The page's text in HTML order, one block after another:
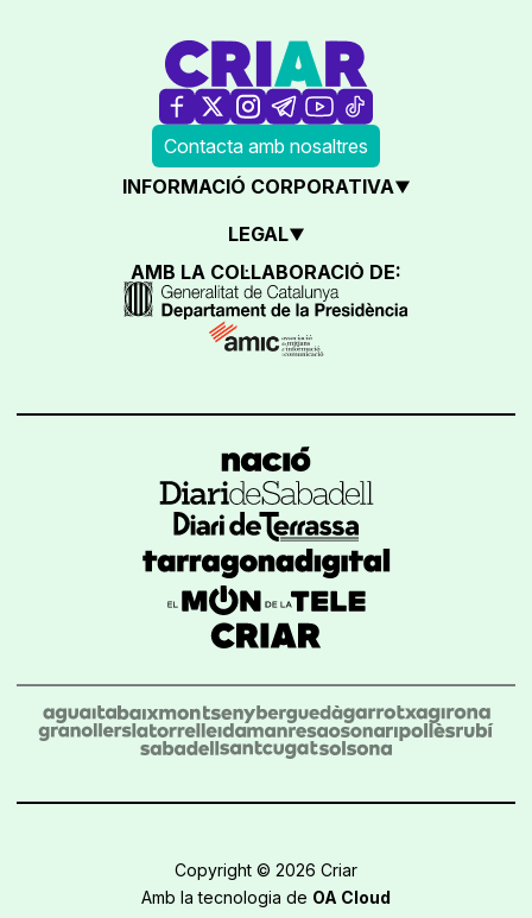
Contacta amb nosaltres
INFORMACIÓ CORPORATIVA
LEGAL
AMB LA COL·LABORACIÓ DE:
Copyright © 2026 Criar
Amb la tecnologia de OA Cloud